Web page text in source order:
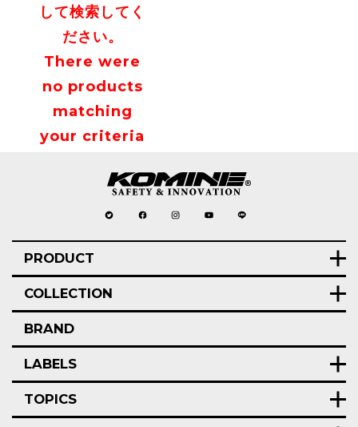
して検索してく
ださい。
There were
no products
matching
your criteria
PRODUCT
COLLECTION
BRAND
LABELS
TOPICS